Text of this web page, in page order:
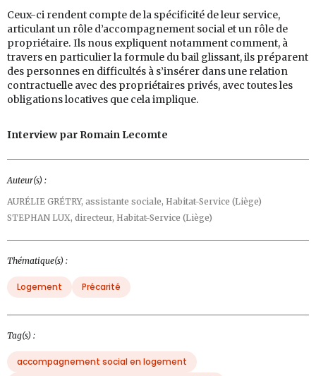
Ceux-ci rendent compte de la spécificité de leur service,
articulant un rôle d’accompagnement social et un rôle de
propriétaire. Ils nous expliquent notamment comment, à
travers en particulier la formule du bail glissant, ils préparent
des personnes en difficultés à s’insérer dans une relation
contractuelle avec des propriétaires privés, avec toutes les
obligations locatives que cela implique.
Interview par Romain Lecomte
Auteur(s) :
AURÉLIE GRÉTRY, assistante sociale, Habitat-Service (Liège)
STEPHAN LUX, directeur, Habitat-Service (Liège)
Thématique(s) :
Logement Précarité
Tag(s) :
accompagnement social en logement